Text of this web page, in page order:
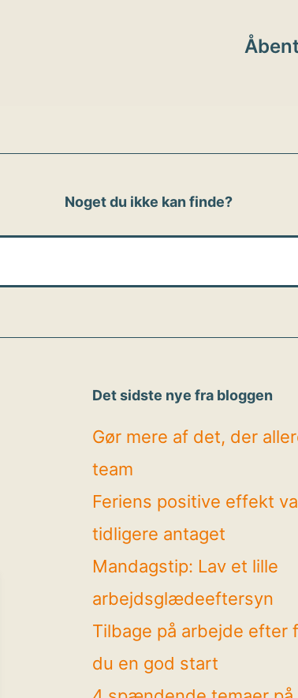
Noget du ikke kan finde?
Det sidste nye fra bloggen
Gør mere af det, der
team
Feriens positive effekt
tidligere antaget
Mandagstip: Lav et lille
arbejdsglædeeftersyn
Tilbage på arbejde efter
du en god start